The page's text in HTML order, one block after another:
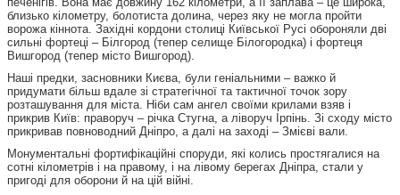
близько кілометру, болотиста долина, через яку не могла пройти
ворожа кіннота. Західні кордони столиці Київської Русі обороняли дві
сильні фортеці – Білгород (тепер селище Білогородка) і фортеця
Вишгород (тепер місто Вишгород).
Наші предки, засновники Києва, були геніальними – важко й
придумати більш вдале зі стратегічної та тактичної точок зору
розташування для міста. Ніби сам ангел своїми крилами взяв і
прикрив Київ: праворуч – річка Стугна, а ліворуч Ірпінь. Зі сходу місто
прикривав повноводний Дніпро, а далі на заході – Змієві вали.
Монументальні фортифікаційні споруди, які колись простягалися на
сотні кілометрів і на правому, і на лівому берегах Дніпра, стали у
пригоді для оборони й на цій війні.